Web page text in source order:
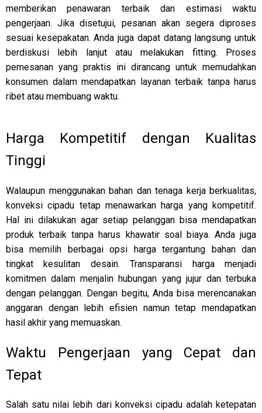
memberikan penawaran terbaik dan estimasi waktu
pengerjaan. Jika disetujui, pesanan akan segera diproses
sesuai kesepakatan. Anda juga dapat datang langsung untuk
berdiskusi lebih lanjut atau melakukan fitting. Proses
pemesanan yang praktis ini dirancang untuk memudahkan
konsumen dalam mendapatkan layanan terbaik tanpa harus
ribet atau membuang waktu.
Harga Kompetitif dengan Kualitas
Tinggi
Walaupun menggunakan bahan dan tenaga kerja berkualitas,
konveksi cipadu tetap menawarkan harga yang kompetitif.
Hal ini dilakukan agar setiap pelanggan bisa mendapatkan
produk terbaik tanpa harus khawatir soal biaya. Anda juga
bisa memilih berbagai opsi harga tergantung bahan dan
tingkat kesulitan desain. Transparansi harga menjadi
komitmen dalam menjalin hubungan yang jujur dan terbuka
dengan pelanggan. Dengan begitu, Anda bisa merencanakan
anggaran dengan lebih efisien namun tetap mendapatkan
hasil akhir yang memuaskan.
Waktu Pengerjaan yang Cepat dan
Tepat
Salah satu nilai lebih dari konveksi cipadu adalah ketepatan